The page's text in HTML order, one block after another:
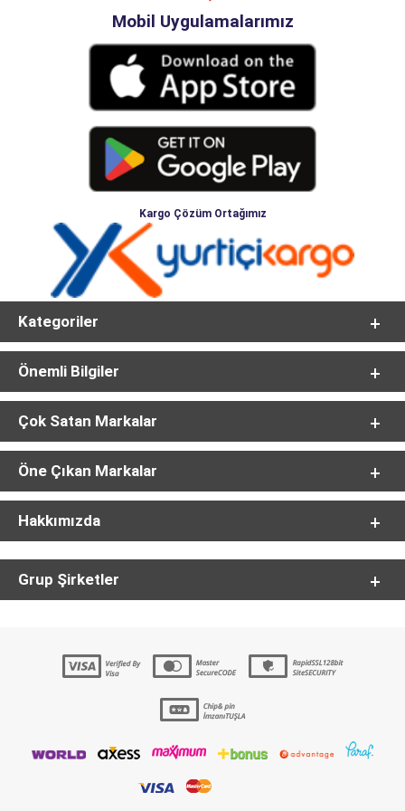
Mobil Uygulamalarımız
Kargo Çözüm Ortağımız
Kategoriler
Önemli Bilgiler
Çok Satan Markalar
Öne Çıkan Markalar
Hakkımızda
Grup Şirketler